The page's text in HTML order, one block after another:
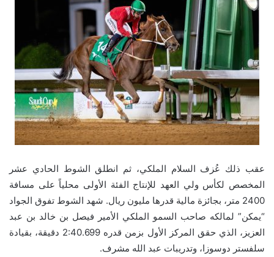
عقب ذلك عُزف السلام الملكي، ثم انطلق الشوط الحادي عشر
المخصص لكأس ولي العهد للإنتاج الفئة الأولى محلياً على مسافة
2400 متر، بجائزة مالية قدرها مليون ريال. شهد الشوط تفوق الجواد
“يمكن” لمالكه صاحب السمو الملكي الأمير فيصل بن خالد بن عبد
العزيز، الذي حقق المركز الأول بزمن قدره 2:40.699 دقيقة، بقيادة
سلفستر دوسوزا، وتدريبات عبد الله مشرف.